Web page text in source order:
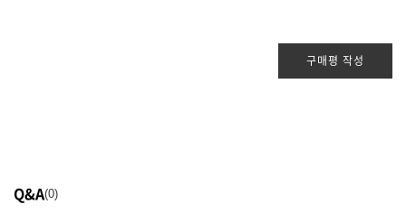
구매평 작성
Q&A 0